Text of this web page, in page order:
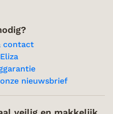
contact
nieuwsbrief